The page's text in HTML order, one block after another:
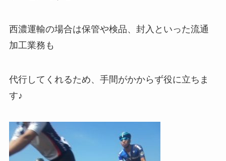
西濃運輸の場合は保管や検品、封入といった流通
加工業務も
代行してくれるため、手間がかからず役に立ちま
す♪